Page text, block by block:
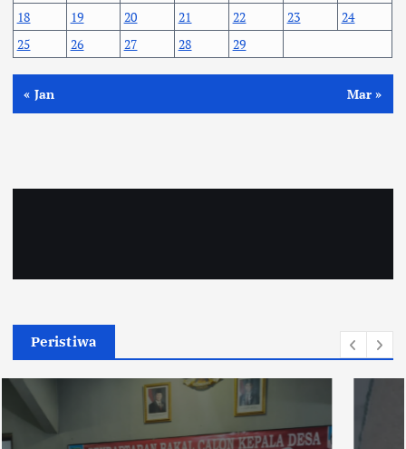
18
19 20 21 22 23
24
25
26 27 28 29
« Jan Mar »
Peristiwa